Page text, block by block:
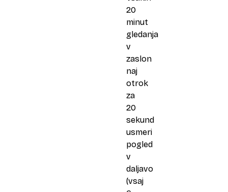
20
minut
gledanja
v
zaslon
naj
otrok
za
20
sekund
usmeri
pogled
v
daljavo
(vsaj